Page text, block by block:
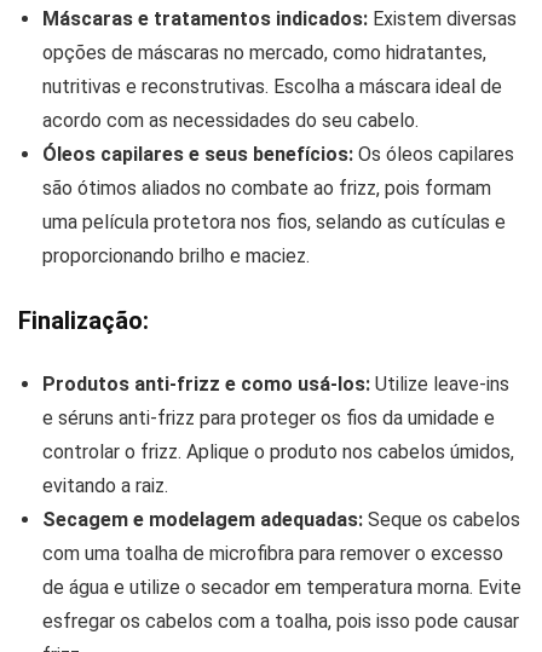
Máscaras e tratamentos indicados: Existem diversas
opções de máscaras no mercado, como hidratantes,
nutritivas e reconstrutivas. Escolha a máscara ideal de
acordo com as necessidades do seu cabelo.
Óleos capilares e seus benefícios: Os óleos capilares
são ótimos aliados no combate ao frizz, pois formam
uma película protetora nos fios, selando as cutículas e
proporcionando brilho e maciez.
Finalização:
Produtos anti-frizz e como usá-los: Utilize leave-ins
e séruns anti-frizz para proteger os fios da umidade e
controlar o frizz. Aplique o produto nos cabelos úmidos,
evitando a raiz.
Secagem e modelagem adequadas: Seque os cabelos
com uma toalha de microfibra para remover o excesso
de água e utilize o secador em temperatura morna. Evite
esfregar os cabelos com a toalha, pois isso pode causar